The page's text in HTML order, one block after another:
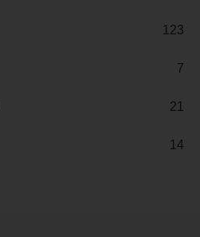
123
7
21
14